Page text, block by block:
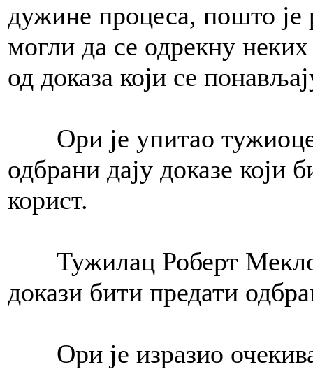
дужине процеса, пошто
могли да се одрекну
од доказа који се
Ори је упитао тужиоце
одбрани дају доказе
корист.
Тужилац Роберт
докази бити предати
Ори је изразио